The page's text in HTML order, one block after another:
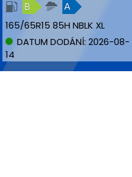
B A
165/65R15 85H NBLK XL
DATUM DODÁNÍ: 2026-08-
14